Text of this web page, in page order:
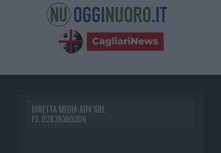
DIRETTA MEDIA ADV SRL
P.I. 02839380306